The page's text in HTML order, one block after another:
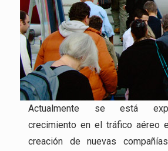
Actualmente se está
crecimiento en el tráfico aéreo
creación de nuevas